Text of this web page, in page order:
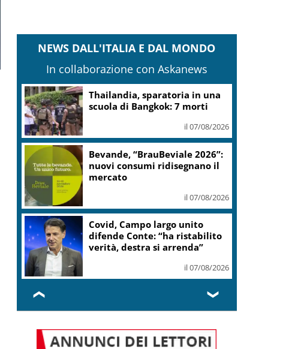
NEWS DALL'ITALIA E DAL MONDO
In collaborazione con Askanews
Esodo, Aspi e Polizia sulla
guida sicura in Emilia-
il 07/08/2026
A Capri i 220 metri del più
grande yacht a vela del
il 07/08/2026
Consorzio Pinot Grigio Delle
Venezie rinnova partnership
il 07/08/2026